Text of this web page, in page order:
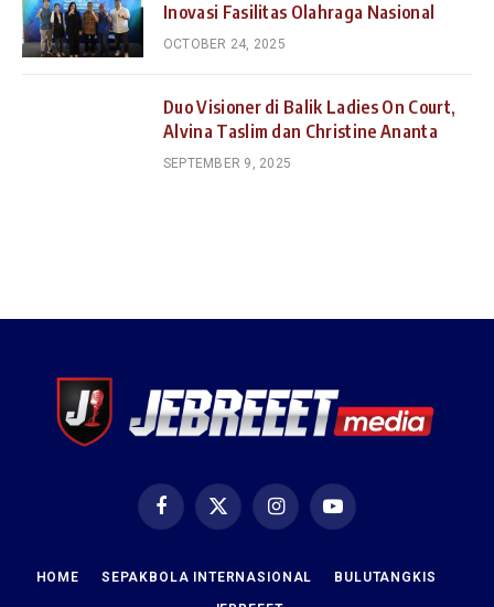
Inovasi Fasilitas Olahraga Nasional
OCTOBER 24, 2025
Duo Visioner di Balik Ladies On Court,
Alvina Taslim dan Christine Ananta
SEPTEMBER 9, 2025
FacebookX
(Twitter)
InstagramYouTube
HOME SEPAKBOLA INTERNASIONAL BULUTANGKIS